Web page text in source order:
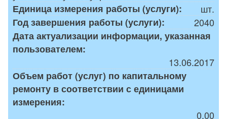
Единица измерения работы (услуги):
шт.
Год завершения работы (услуги):
2040
Дата актуализации информации, указанная
пользователем:
13.06.2017
Объем работ (услуг) по капитальному
ремонту в соответствии с единицами
измерения:
0,00